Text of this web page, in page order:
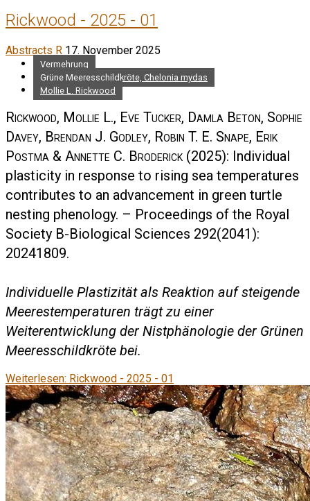
Rickwood - 2025 - 01
Abstracts R 17. November 2025
Vermehrung
Grüne Meeresschildkröte, Chelonia mydas
Mollie L. Rickwood
Rickwood, Mollie L., Eve Tucker, Damla Beton, Sophie
Davey, Brendan J. Godley, Robin T. E. Snape, Erik
Postma & Annette C. Broderick(2025): Individual
plasticity in response to rising sea temperatures
contributes to an advancement in green turtle
nesting phenology. – Proceedings of the Royal
Society B-Biological Sciences 292(2041):
20241809.
Individuelle Plastizität als Reaktion auf steigende
Meerestemperaturen trägt zu einer
Weiterentwicklung der Nistphänologie der Grünen
Meeresschildkröte bei.
Weiterlesen: Rickwood - 2025 - 01